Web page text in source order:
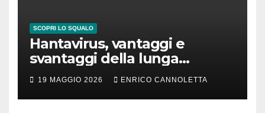
SCOPRI LO SQUALO
Hantavirus, vantaggi e
svantaggi della lunga
incubazione
19 MAGGIO 2026 ENRICO CANNOLETTA